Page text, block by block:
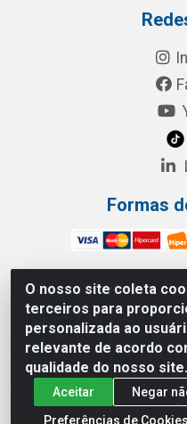
O nosso site coleta
terceiros para
personalizada ao
relevante de acordo
qualidade do nosso site.
Aceitar
Negar
Preferências de Cookies
Formas
RBL Distribuidora
Maximiano Barreto, 940
60863-260 -